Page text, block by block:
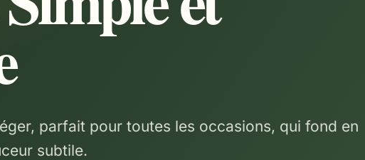
parfait pour toutes les occasions, qui fond en
subtile.